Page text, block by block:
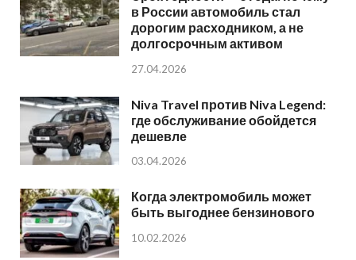
в России автомобиль стал
дорогим расходником, а не
долгосрочным активом
27.04.2026
Niva Travel против Niva Legend:
где обслуживание обойдется
дешевле
03.04.2026
Когда электромобиль может
быть выгоднее бензинового
10.02.2026